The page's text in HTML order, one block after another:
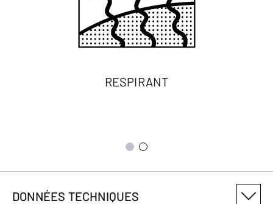
RESPIRANT
DONNÉES TECHNIQUES